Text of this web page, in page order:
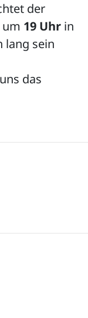
der
19 Uhr in
lang sein
das